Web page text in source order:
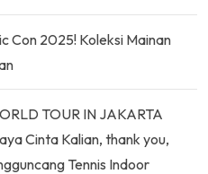
Con 2025! Koleksi Mainan
TOUR IN JAKARTA
Cinta Kalian, thank you,
Tennis Indoor